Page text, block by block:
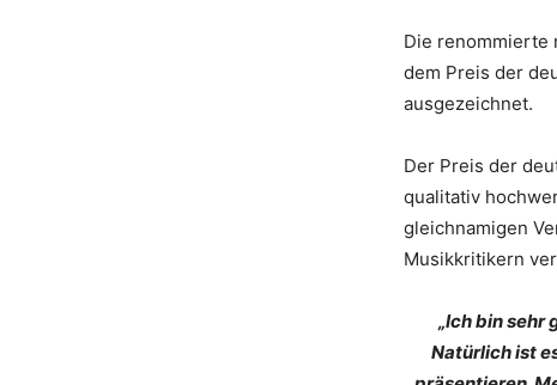
Die renommierte
dem Preis der
ausgezeichnet.
Der Preis der
qualitativ
gleichnamigen
Musikkritikern
„Ich bin sehr
Natürlich ist